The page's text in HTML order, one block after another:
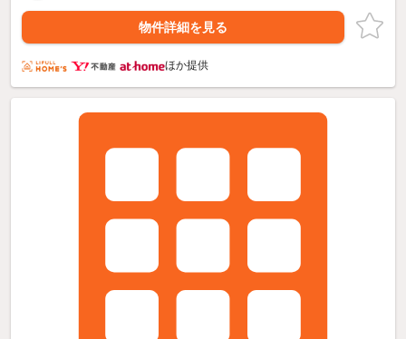
物件詳細を見る
ほか提供